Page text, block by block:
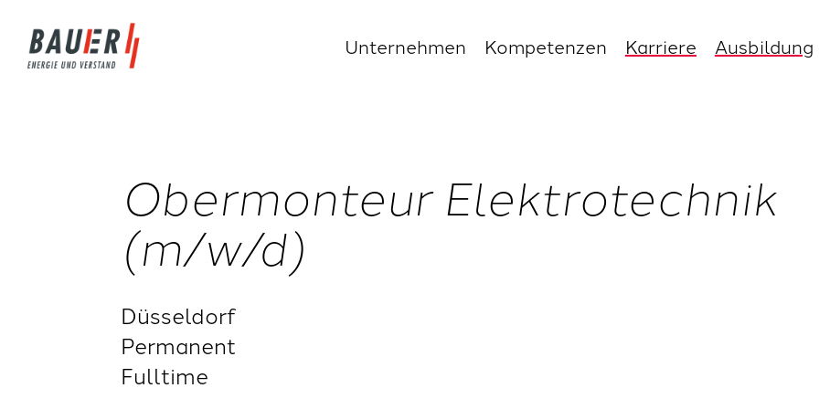
Unternehmen Kompetenzen Karriere Ausbildung
Obermonteur Elektrotechnik
(m/w/d)
Düsseldorf
Permanent
Fulltime